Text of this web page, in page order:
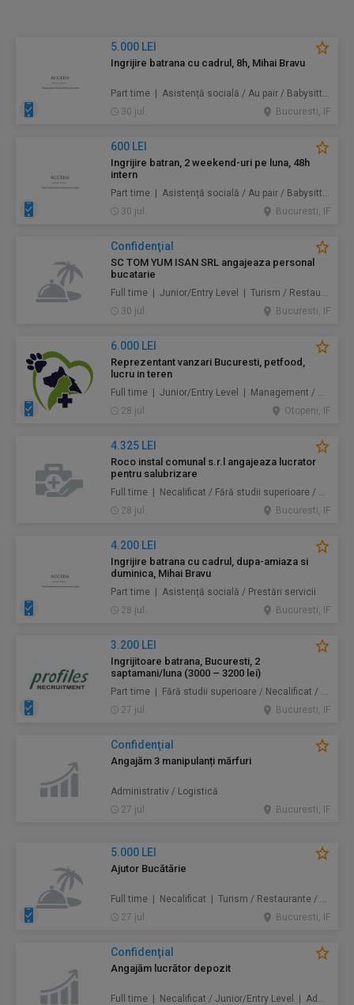
5.000 LEI
Ingrijire batrana cu cadrul, 8h, Mihai Bravu
Part time | Asistență socială / Au pair / Babysitter / Curăţenie / Prestări servicii
30 jul.
Bucuresti, IF
600 LEI
Ingrijire batran, 2 weekend-uri pe luna, 48h
intern
Part time | Asistență socială / Au pair / Babysitter / Curăţenie / Prestări servicii
30 jul.
Bucuresti, IF
Confidenţial
SC TOM YUM ISAN SRL angajeaza personal
bucatarie
Full time | Junior/Entry Level | Turism / Restaurante / Hoteluri
30 jul.
Bucuresti, IF
6.000 LEI
Reprezentant vanzari Bucuresti, petfood,
lucru in teren
Full time | Junior/Entry Level | Management / Vânzări
28 jul.
Otopeni, IF
4.325 LEI
Roco instal comunal s.r.l angajeaza lucrator
pentru salubrizare
Full time | Necalificat / Fără studii superioare / Junior/Entry Level | Protecţia mediului / Prestări servicii
28 jul.
Bucuresti, IF
4.200 LEI
Ingrijire batrana cu cadrul, dupa-amiaza si
duminica, Mihai Bravu
Part time | Asistență socială / Prestări servicii
28 jul.
Bucuresti, IF
3.200 LEI
Ingrijitoare batrana, Bucuresti, 2
saptamani/luna (3000 – 3200 lei)
Part time | Fără studii superioare / Necalificat / Mid-Level | Au pair / Babysitter / Curăţenie / Prestări servicii
27 jul.
Bucuresti, IF
Confidenţial
Angajăm 3 manipulanți mărfuri
Administrativ / Logistică
27 jul.
Bucuresti, IF
5.000 LEI
Ajutor Bucătărie
Full time | Necalificat | Turism / Restaurante / Hoteluri
27 jul.
Bucuresti, IF
Confidenţial
Angajăm lucrător depozit
Full time | Necalificat / Junior/Entry Level | Administrativ / Logistică